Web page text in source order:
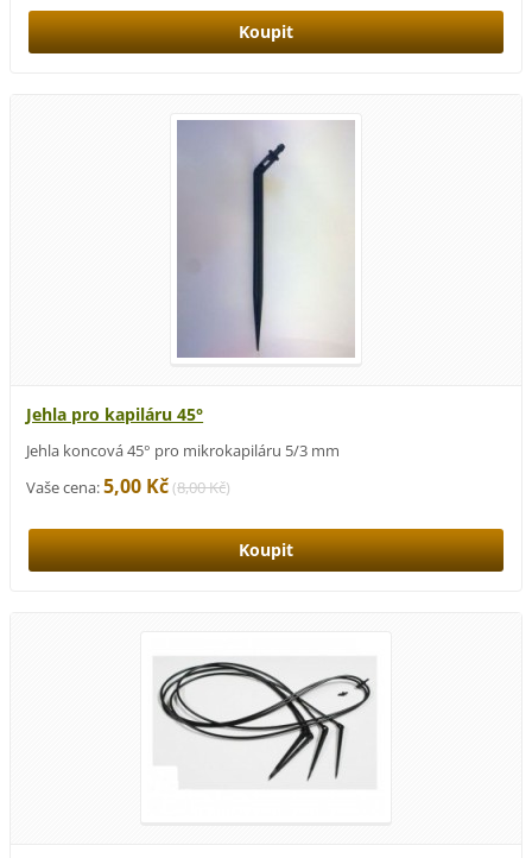
Jehla pro kapiláru 45°
Jehla koncová 45° pro mikrokapiláru 5/3 mm
Vaše cena:5,00 Kč(8,00 Kč)